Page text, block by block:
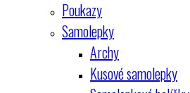
Poukazy
Samolepky
Archy
Kusové samolepky